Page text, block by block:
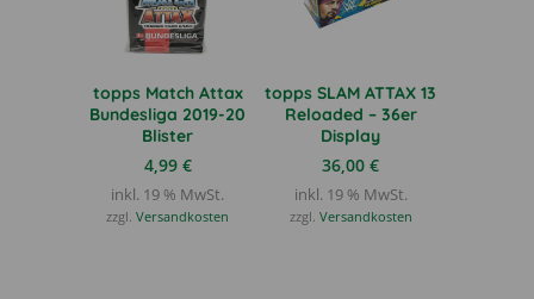
topps Match Attax
Bundesliga 2019-20
Blister
4,99 €
inkl. 19 % MwSt.
zzgl.Versandkosten
topps SLAM ATTAX 13
Reloaded – 36er
Display
36,00€
inkl. 19 % MwSt.
zzgl. Versandkosten